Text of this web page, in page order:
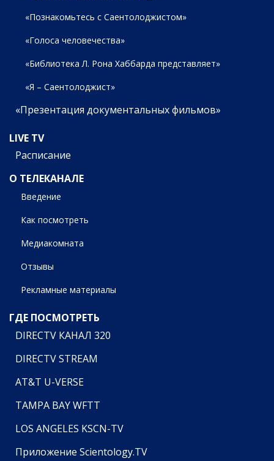
«Познакомьтесь с Саентолоджистом»
«Голоса человечества»
«Библиотека Л. Рона Хаббарда представляет»
«Я – Саентолоджист»
«Презентация документальных фильмов»
LIVE TV
Расписание
О ТЕЛЕКАНАЛЕ
Введение
Как посмотреть
Медиакомната
Отзывы
Рекламные материалы
ГДЕ ПОСМОТРЕТЬ
DIRECTV КАНАЛ 320
DIRECTV STREAM
AT&T U-VERSE
TAMPA BAY WFTT
LOS ANGELES KSCN-TV
Приложение Scientology.TV